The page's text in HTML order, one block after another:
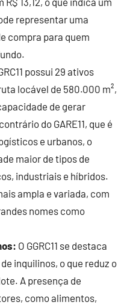
representar uma
compra para quem
possui 29 ativos
locável de 580.000 m²,
de gerar
do GARE11, que é
e urbanos, o
maior de tipos de
industriais e híbridos.
ampla e variada, com
nomes como
O GGRC11 se destaca
inquilinos, o que reduz o
A presença de
como alimentos,